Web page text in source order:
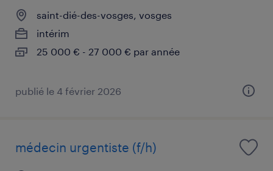
saint-dié-des-vosges, vosges
intérim
25 000 € - 27 000 € par année
publié le 4 février 2026
médecin urgentiste (f/h)